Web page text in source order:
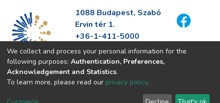
1088 Budapest, Szabó
Ervin tér 1.
+36-1-411-5000
info@fszek.hu
https://fszek.hu
We collect and process your personal information for the
following purposes: Authentication, Preferences,
Acknowledgement and Statistics.
To learn more, please read our privacy policy.